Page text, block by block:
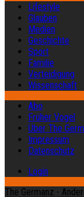
Lifestyle
Glauben
Medien
Geschichte
Sport
Familie
Verteidigung
Wissenschaft
Abo
Früher Vogel
Über The
Impressum
Datenschutz
Login
The Germanz -